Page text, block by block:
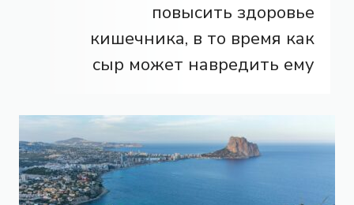
повысить здоровье
кишечника, в то время как
сыр может навредить ему